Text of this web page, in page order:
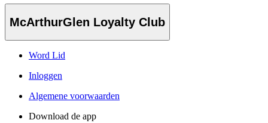
McArthurGlen Loyalty Club
Word Lid
Inloggen
Algemene voorwaarden
Download de app